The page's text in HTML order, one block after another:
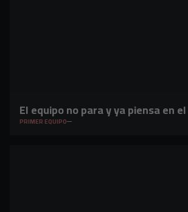
El equipo no para y ya piensa en el
PRIMER EQUIPO